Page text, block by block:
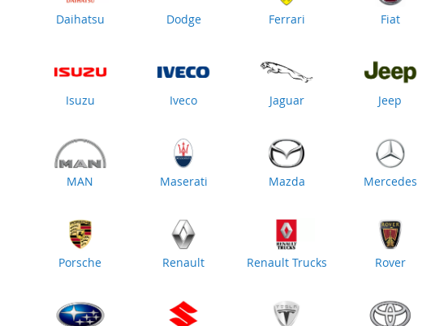
Daihatsu Dodge Ferrari Fiat
Isuzu Iveco Jaguar Jeep
MAN Maserati Mazda Mercedes
Porsche Renault Renault Trucks Rover